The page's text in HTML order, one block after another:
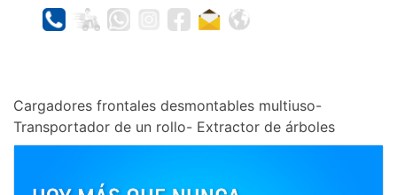
Cargadores frontales desmontables multiuso-
Transportador de un rollo- Extractor de árboles